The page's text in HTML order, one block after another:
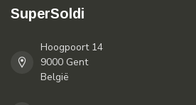
SuperSoldi
Hoogpoort 14
9000 Gent
België